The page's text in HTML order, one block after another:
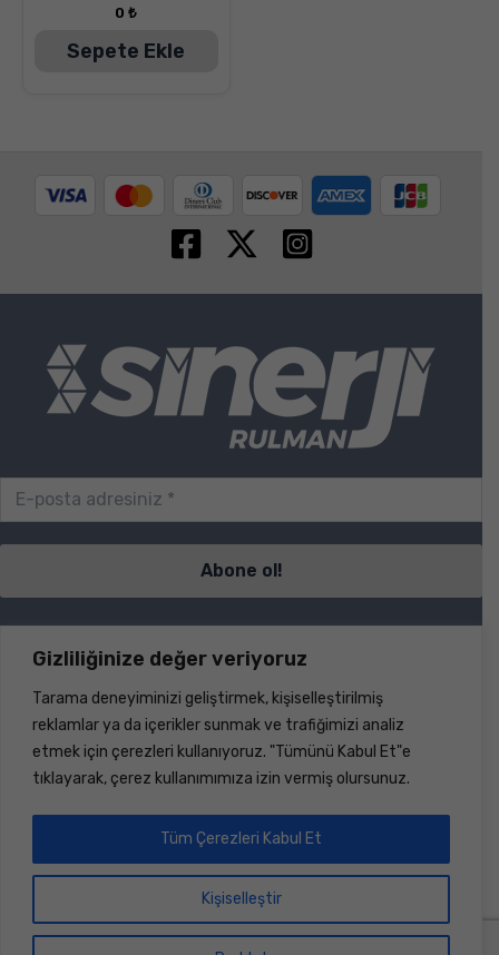
Gizliliğinize değer veriyoruz
Tarama deneyiminizi geliştirmek, kişiselleştirilmiş
reklamlar ya da içerikler sunmak ve trafiğimizi analiz
etmek için çerezleri kullanıyoruz. "Tümünü Kabul Et"e
tıklayarak, çerez kullanımımıza izin vermiş olursunuz.
Kişiselleştir
Tüm Çerezleri Kabul Et
0₺
Sepete Ekle
Sayfalar
S.S.S.
İletişim
Ürünler
Haberler
Hakkımızda
Dökümanlar
Hesap
Üye Ol